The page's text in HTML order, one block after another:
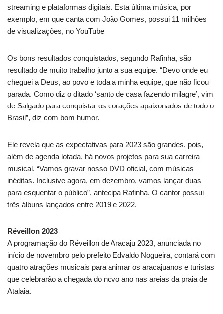
streaming e plataformas digitais. Esta última música, por
exemplo, em que canta com João Gomes, possui 11 milhões
de visualizações, no YouTube
Os bons resultados conquistados, segundo Rafinha, são
resultado de muito trabalho junto a sua equipe. “Devo onde eu
cheguei a Deus, ao povo e toda a minha equipe, que não ficou
parada. Como diz o ditado ‘santo de casa fazendo milagre’, vim
de Salgado para conquistar os corações apaixonados de todo o
Brasil”, diz com bom humor.
Ele revela que as expectativas para 2023 são grandes, pois,
além de agenda lotada, há novos projetos para sua carreira
musical. “Vamos gravar nosso DVD oficial, com músicas
inéditas. Inclusive agora, em dezembro, vamos lançar duas
para esquentar o público”, antecipa Rafinha. O cantor possui
três álbuns lançados entre 2019 e 2022.
Réveillon 2023
A programação do Réveillon de Aracaju 2023, anunciada no
início de novembro pelo prefeito Edvaldo Nogueira, contará com
quatro atrações musicais para animar os aracajuanos e turistas
que celebrarão a chegada do novo ano nas areias da praia de
Atalaia.